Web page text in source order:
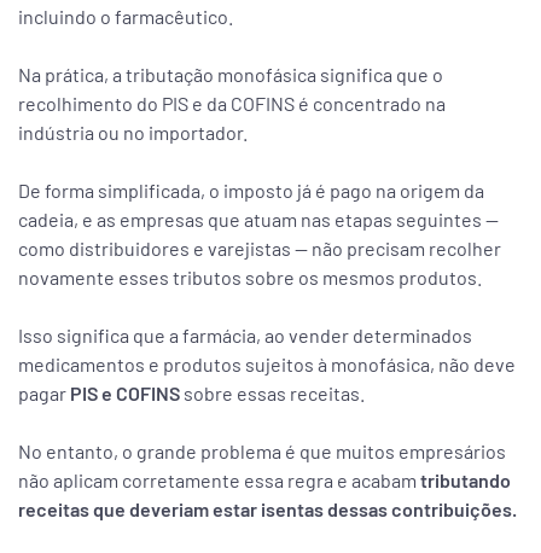
incluindo o farmacêutico.
Na prática, a tributação monofásica significa que o
recolhimento do PIS e da COFINS é concentrado na
indústria ou no importador.
De forma simplificada, o imposto já é pago na origem da
cadeia, e as empresas que atuam nas etapas seguintes —
como distribuidores e varejistas — não precisam recolher
novamente esses tributos sobre os mesmos produtos.
Isso significa que a farmácia, ao vender determinados
medicamentos e produtos sujeitos à monofásica, não deve
pagar PIS e COFINS sobre essas receitas.
No entanto, o grande problema é que muitos empresários
não aplicam corretamente essa regra e acabam tributando
receitas que deveriam estar isentas dessas contribuições.